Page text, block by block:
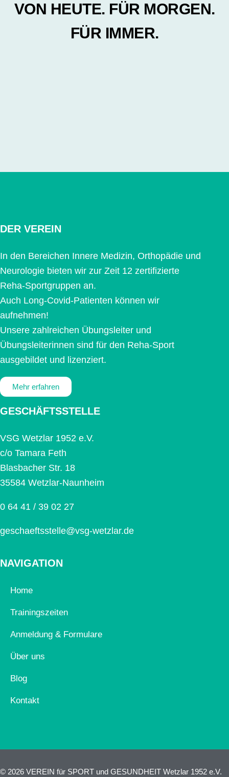
VON HEUTE. FÜR MORGEN.
FÜR IMMER.
DER VEREIN
In den Bereichen Innere Medizin, Orthopädie und
Neurologie bieten wir zur Zeit 12 zertifizierte
Reha-Sportgruppen an.
Auch Long-Covid-Patienten können wir
aufnehmen!
Unsere zahlreichen Übungsleiter und
Übungsleiterinnen sind für den Reha-Sport
ausgebildet und lizenziert.
Mehr erfahren
GESCHÄFTSSTELLE
VSG Wetzlar 1952 e.V.
c/o Tamara Feth
Blasbacher Str. 18
35584 Wetzlar-Naunheim
0 64 41 / 39 02 27
geschaeftsstelle@vsg-wetzlar.de
NAVIGATION
Home
Trainingszeiten
Anmeldung & Formulare
Über uns
Blog
Kontakt
© 2026 VEREIN für SPORT und GESUNDHEIT Wetzlar 1952 e.V.